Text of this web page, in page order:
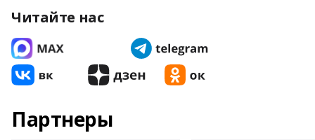
Читайте нас
Партнеры